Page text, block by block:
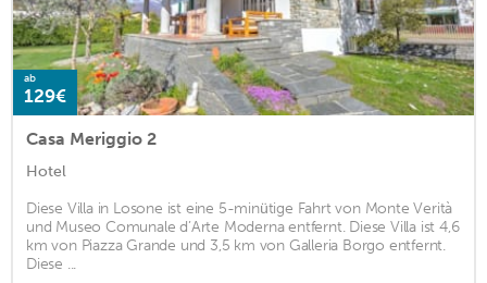
ab
129€
Casa Meriggio 2
Hotel
Diese Villa in Losone ist eine 5-minütige Fahrt von Monte Verità
und Museo Comunale d’Arte Moderna entfernt. Diese Villa ist 4,6
km von Piazza Grande und 3,5 km von Galleria Borgo entfernt.
Diese ...